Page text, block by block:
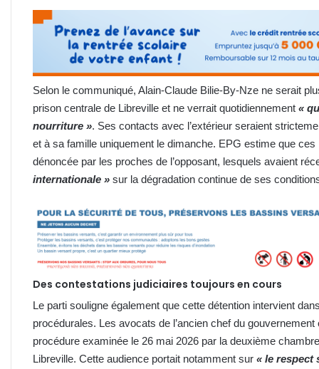
Selon le communiqué, Alain-Claude Bilie-By-Nze ne serait
prison centrale de Libreville et ne verrait quotidiennement «
nourriture ». Ses contacts avec l’extérieur seraient
et à sa famille uniquement le dimanche. EPG estime que
dénoncée par les proches de l’opposant, lesquels avaient
internationale » sur la dégradation continue de ses
Des contestations judiciaires toujours en cours
Le parti souligne également que cette détention intervient
procédurales. Les avocats de l’ancien chef du
procédure examinée le 26 mai 2026 par la deuxième
Libreville. Cette audience portait notamment sur « le respect